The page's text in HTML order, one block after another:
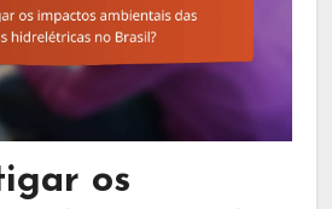
os